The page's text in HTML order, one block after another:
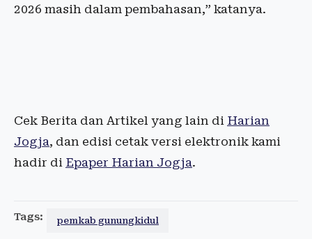
2026 masih dalam pembahasan,” katanya.
Cek Berita dan Artikel yang lain di Harian
Jogja, dan edisi cetak versi elektronik kami
hadir di Epaper Harian Jogja.
Tags: pemkab gunungkidul